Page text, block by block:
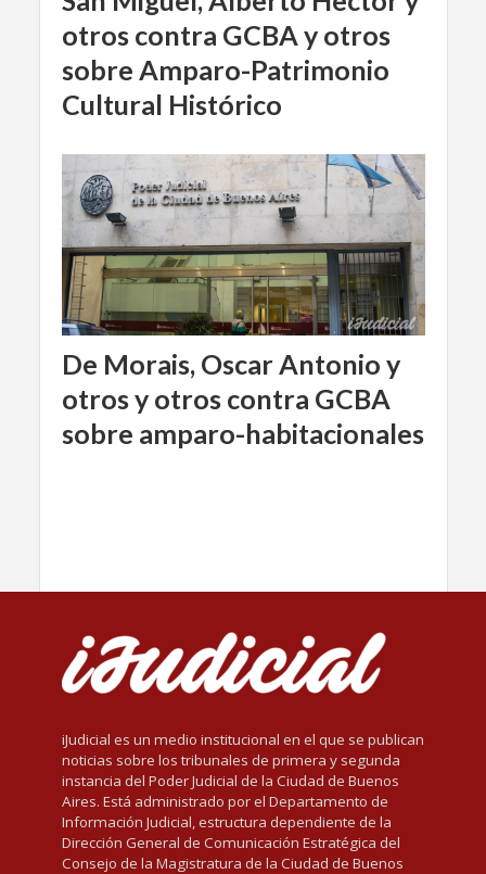
otros contra GCBA y otros
sobre Amparo-Patrimonio
Cultural Histórico
De Morais, Oscar Antonio y
otros y otros contra GCBA
sobre amparo-habitacionales
iJudicial es un medio institucional en el que se publican
noticias sobre los tribunales de primera y segunda
instancia del Poder Judicial de la Ciudad de Buenos
Aires. Está administrado por el Departamento de
Información Judicial, estructura dependiente de la
Dirección General de Comunicación Estratégica del
Consejo de la Magistratura de la Ciudad de Buenos